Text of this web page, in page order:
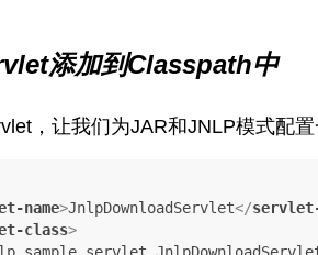
添加到Classpath中
，让我们为JAR和JNLP模式配
name>JnlpDownloadServlet</servlet-
class>